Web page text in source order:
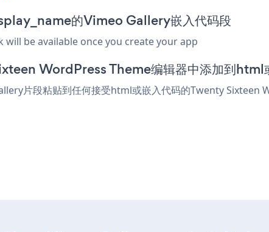
的Vimeo Gallery嵌入代码段
will be available once you create your app
WordPress Theme编辑器中添加到html
片段粘贴到任何接受html或嵌入代码的Twenty Sixteen